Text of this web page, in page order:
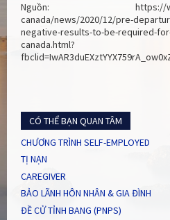
Nguồn: https://
canada/news/2020/12/pre-
negative-results-to-be-required-
canada.html?
CÓ THỂ BẠN QUAN TÂM
CHƯƠNG TRÌNH SELF-EMPLOYED
TỊ NẠN
CAREGIVER
BẢO LÃNH HÔN NHÂN & GIA ĐÌNH
ĐỀ CỬ TỈNH BANG (PNPS)